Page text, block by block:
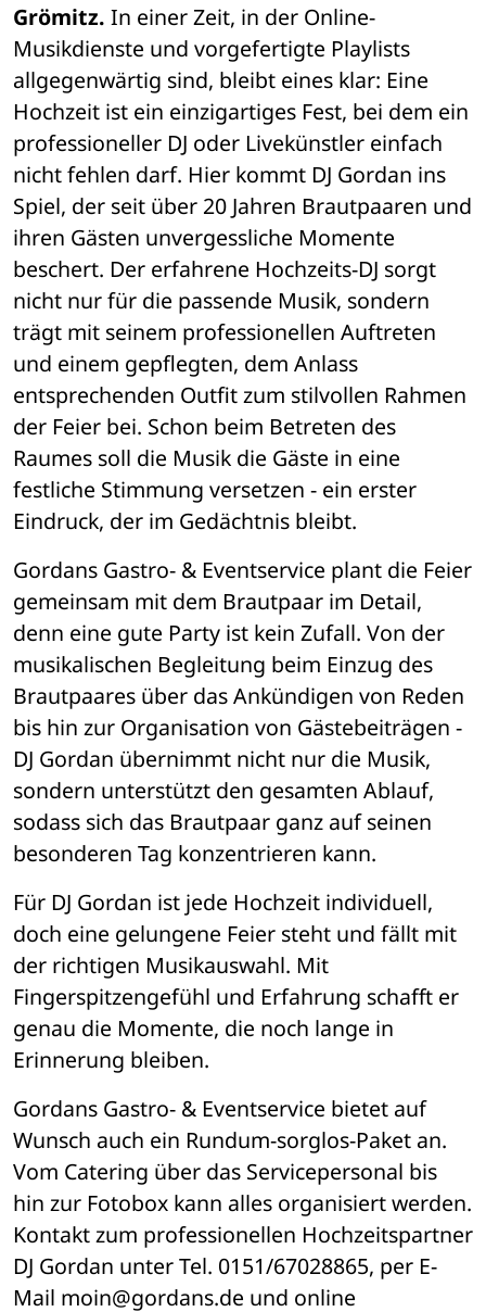
Grömitz. In einer Zeit, in der Online-
Musikdienste und vorgefertigte Playlists
allgegenwärtig sind, bleibt eines klar: Eine
Hochzeit ist ein einzigartiges Fest, bei dem ein
professioneller DJ oder Livekünstler einfach
nicht fehlen darf. Hier kommt DJ Gordan ins
Spiel, der seit über 20 Jahren Brautpaaren und
ihren Gästen unvergessliche Momente
beschert. Der erfahrene Hochzeits-DJ sorgt
nicht nur für die passende Musik, sondern
trägt mit seinem professionellen Auftreten
und einem gepflegten, dem Anlass
entsprechenden Outfit zum stilvollen Rahmen
der Feier bei. Schon beim Betreten des
Raumes soll die Musik die Gäste in eine
festliche Stimmung versetzen - ein erster
Eindruck, der im Gedächtnis bleibt.
Gordans Gastro- & Eventservice plant die Feier
gemeinsam mit dem Brautpaar im Detail,
denn eine gute Party ist kein Zufall. Von der
musikalischen Begleitung beim Einzug des
Brautpaares über das Ankündigen von Reden
bis hin zur Organisation von Gästebeiträgen -
DJ Gordan übernimmt nicht nur die Musik,
sondern unterstützt den gesamten Ablauf,
sodass sich das Brautpaar ganz auf seinen
besonderen Tag konzentrieren kann.
Für DJ Gordan ist jede Hochzeit individuell,
doch eine gelungene Feier steht und fällt mit
der richtigen Musikauswahl. Mit
Fingerspitzengefühl und Erfahrung schafft er
genau die Momente, die noch lange in
Erinnerung bleiben.
Gordans Gastro- & Eventservice bietet auf
Wunsch auch ein Rundum-sorglos-Paket an.
Vom Catering über das Servicepersonal bis
hin zur Fotobox kann alles organisiert werden.
Kontakt zum professionellen Hochzeitspartner
DJ Gordan unter Tel. 0151/67028865, per E-